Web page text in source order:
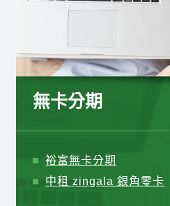
無卡分期
裕富無卡分期
中租 zingala 銀角零卡